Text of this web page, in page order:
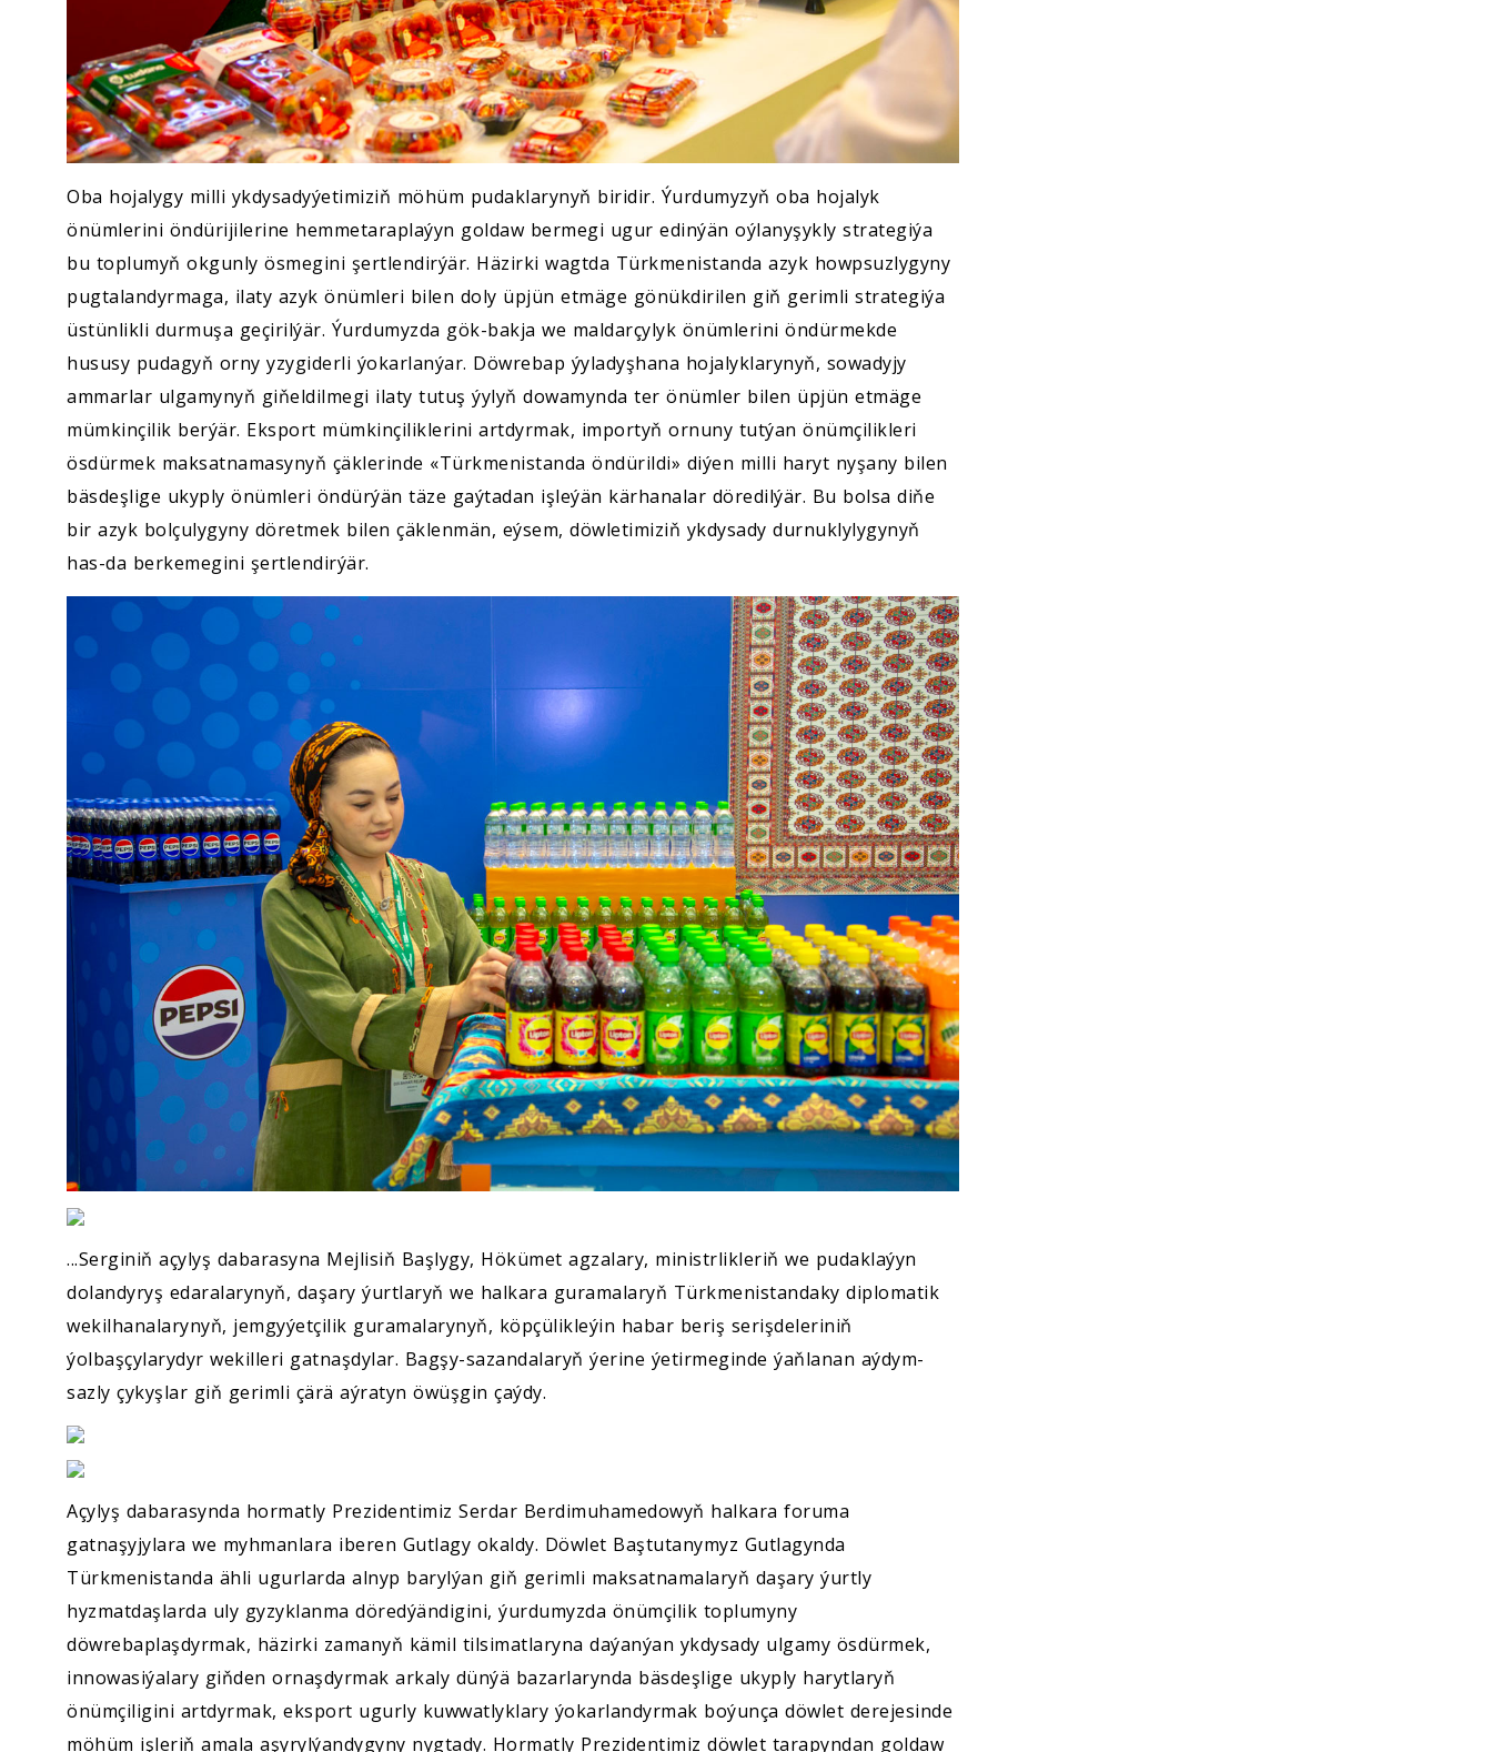
Oba hojalygy milli ykdysadyýetimiziň möhüm pudaklarynyň biridir. Ýurdumyzyň oba hojalyk
önümlerini öndürijilerine hemmetaraplaýyn goldaw bermegi ugur edinýän oýlanyşykly strategiýa
bu toplumyň okgunly ösmegini şertlendirýär. Häzirki wagtda Türkmenistanda azyk howpsuzlygyny
pugtalandyrmaga, ilaty azyk önümleri bilen doly üpjün etmäge gönükdirilen giň gerimli strategiýa
üstünlikli durmuşa geçirilýär. Ýurdumyzda gök-bakja we maldarçylyk önümlerini öndürmekde
hususy pudagyň orny yzygiderli ýokarlanýar. Döwrebap ýyladyşhana hojalyklarynyň, sowadyjy
ammarlar ulgamynyň giňeldilmegi ilaty tutuş ýylyň dowamynda ter önümler bilen üpjün etmäge
mümkinçilik berýär. Eksport mümkinçiliklerini artdyrmak, importyň ornuny tutýan önümçilikleri
ösdürmek maksatnamasynyň çäklerinde «Türkmenistanda öndürildi» diýen milli haryt nyşany bilen
bäsdeşlige ukyply önümleri öndürýän täze gaýtadan işleýän kärhanalar döredilýär. Bu bolsa diňe
bir azyk bolçulygyny döretmek bilen çäklenmän, eýsem, döwletimiziň ykdysady durnuklylygynyň
has-da berkemegini şertlendirýär.
...Serginiň açylyş dabarasyna Mejlisiň Başlygy, Hökümet agzalary, ministrlikleriň we pudaklaýyn
dolandyryş edaralarynyň, daşary ýurtlaryň we halkara guramalaryň Türkmenistandaky diplomatik
wekilhanalarynyň, jemgyýetçilik guramalarynyň, köpçülikleýin habar beriş serişdeleriniň
ýolbaşçylarydyr wekilleri gatnaşdylar. Bagşy-sazandalaryň ýerine ýetirmeginde ýaňlanan aýdym-
sazly çykyşlar giň gerimli çärä aýratyn öwüşgin çaýdy.
Açylyş dabarasynda hormatly Prezidentimiz Serdar Berdimuhamedowyň halkara foruma
gatnaşyjylara we myhmanlara iberen Gutlagy okaldy. Döwlet Baştutanymyz Gutlagynda
Türkmenistanda ähli ugurlarda alnyp barylýan giň gerimli maksatnamalaryň daşary ýurtly
hyzmatdaşlarda uly gyzyklanma döredýändigini, ýurdumyzda önümçilik toplumyny
döwrebaplaşdyrmak, häzirki zamanyň kämil tilsimatlaryna daýanýan ykdysady ulgamy ösdürmek,
innowasiýalary giňden ornaşdyrmak arkaly dünýä bazarlarynda bäsdeşlige ukyply harytlaryň
önümçiligini artdyrmak, eksport ugurly kuwwatlyklary ýokarlandyrmak boýunça döwlet derejesinde
möhüm işleriň amala aşyrylýandygyny nygtady. Hormatly Prezidentimiz döwlet tarapyndan goldaw